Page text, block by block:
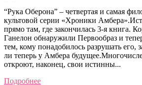
“Рука Оберона” – четвертая и самая
культовой серии «Хроники
прямо там, где закончилась 3-я книга.
Ганелон обнаружили Первообраз и
тем, кому понадобилось разрушать его,
ли теперь у Амбера
откроют, наконец, свои истинны...
Подробнее